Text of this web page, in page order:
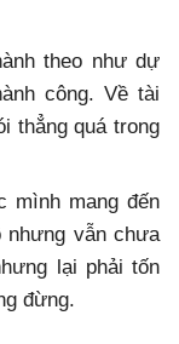
theo như dự
công. Về tài
thẳng quá trong
mình mang đến
nhưng vẫn chưa
lại phải tốn
đừng.